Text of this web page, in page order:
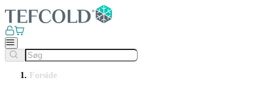
Forside